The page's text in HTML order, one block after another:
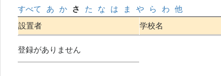
すべて あ か さ た な は ま や ら わ
他
設置者
学校名
登録がありません